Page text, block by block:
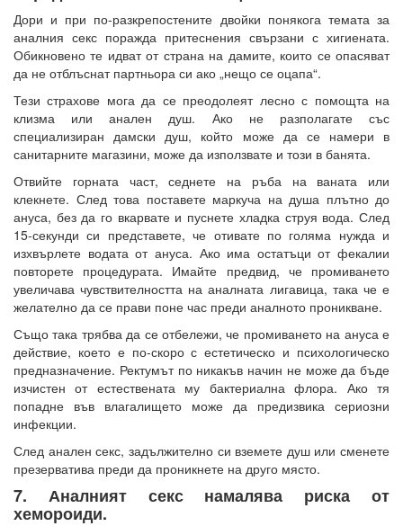
Дори и при по-разкрепостените двойки понякога темата за
аналния секс поражда притеснения свързани с хигиената.
Обикновено те идват от страна на дамите, които се опасяват
да не отблъснат партньора си ако „нещо се оцапа“.
Тези страхове мога да се преодолеят лесно с помощта на
клизма или анален душ. Ако не разполагате със
специализиран дамски душ, който може да се намери в
санитарните магазини, може да използвате и този в банята.
Отвийте горната част, седнете на ръба на ваната или
клекнете. След това поставете маркуча на душа плътно до
ануса, без да го вкарвате и пуснете хладка струя вода. След
15-секунди си представете, че отивате по голяма нужда и
изхвърлете водата от ануса. Ако има остатъци от фекалии
повторете процедурата. Имайте предвид, че промиването
увеличава чувствителността на аналната лигавица, така че е
желателно да се прави поне час преди аналното проникване.
Също така трябва да се отбележи, че промиването на ануса е
действие, което е по-скоро с естетическо и психологическо
предназначение. Ректумът по никакъв начин не може да бъде
изчистен от естествената му бактериална флора. Ако тя
попадне във влагалището може да предизвика сериозни
инфекции.
След анален секс, задължително си вземете душ или сменете
презерватива преди да проникнете на друго място.
7. Аналният секс намалява риска от
хемороиди.